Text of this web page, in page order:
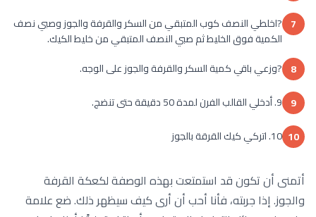
7 ?اخلطي النصف كوب المتبقي من السكر والقرفة والجوز وصبي نصف
الكمية فوق الخليط ثم صبي النصف المتبقي من خليط الكيك.
8 ?وزعي باقي كمية السكر والقرفة والجوز على الوجه.
9 9. أدخلي القالب الفرن لمدة 50 دقيقة حتى تنضج.
10 10. اتركي كيك القرقة بالجوز
أتمنى أن تكون قد استمتعت بهذه الوصفة لكعكة القرفة
والجوز. إذا جربته، فأنا أحب أن أرى كيف سيظهر ذلك. ضع علامة